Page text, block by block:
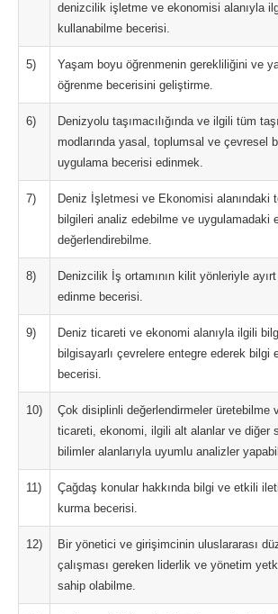
denizcilik işletme ve ekonomisi alanıyla
kullanabilme becerisi.
5)
Yaşam boyu öğrenmenin gerekliliğini ve
öğrenme becerisini geliştirme.
6)
Denizyolu taşımacılığında ve ilgili tüm
modlarında yasal, toplumsal ve çevresel
uygulama becerisi edinmek.
7)
Deniz İşletmesi ve Ekonomisi alanındaki
bilgileri analiz edebilme ve uygulamadaki
değerlendirebilme.
8)
Denizcilik İş ortamının kilit yönleriyle
edinme becerisi.
9)
Deniz ticareti ve ekonomi alanıyla ilgili
bilgisayarlı çevrelere entegre ederek bilgi
becerisi.
10)
Çok disiplinli değerlendirmeler üretebilme
ticareti, ekonomi, ilgili alt alanlar ve diğer
bilimler alanlarıyla uyumlu analizler
11)
Çağdaş konular hakkında bilgi ve etkili
kurma becerisi.
12)
Bir yönetici ve girişimcinin uluslararası
çalışması gereken liderlik ve yönetim
sahip olabilme.